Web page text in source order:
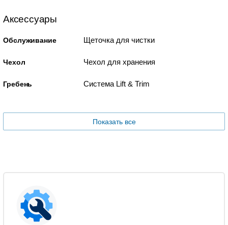
Аксессуары
Обслуживание Щеточка для чистки
Чехол Чехол для хранения
Гребень Система Lift & Trim
Показать все